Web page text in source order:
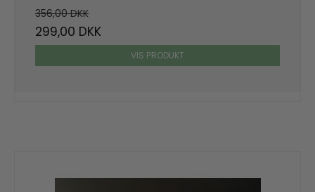
356,00 DKK
299,00 DKK
VIS PRODUKT